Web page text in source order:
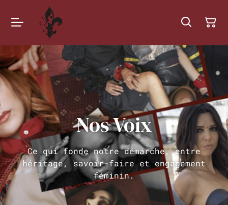
Nos Voix
Ce qui fonde notre démarche, entre
héritage, savoir-faire et engagement
féminin.